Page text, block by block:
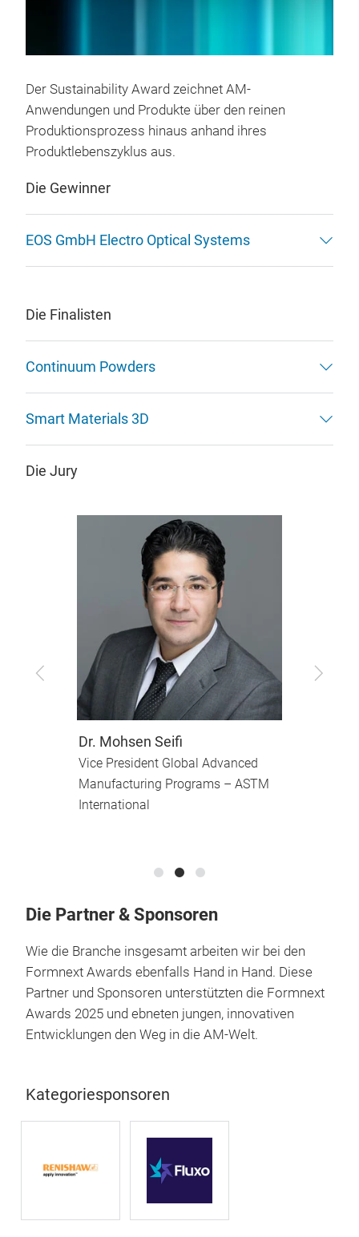
Der Sustainability Award zeichnet AM-
Anwendungen und Produkte über den reinen
Produktionsprozess hinaus anhand ihres
Produktlebenszyklus aus.
Die Gewinner
EOS GmbH Electro Optical Systems
Die Finalisten
Continuum Powders
Smart Materials 3D
Die Jury
Zurück Vor
Dr. Mohsen Seifi
Vice President Global Advanced
Manufacturing Programs – ASTM
International
Die Partner & Sponsoren
Wie die Branche insgesamt arbeiten wir bei den
Formnext Awards ebenfalls Hand in Hand. Diese
Partner und Sponsoren unterstützten die Formnext
Awards 2025 und ebneten jungen, innovativen
Entwicklungen den Weg in die AM-Welt.
Kategoriesponsoren